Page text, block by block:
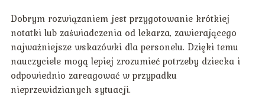
Dobrym rozwiązaniem jest przygotowanie krótkiej
notatki lub zaświadczenia od lekarza, zawierającego
najważniejsze wskazówki dla personelu. Dzięki temu
nauczyciele mogą lepiej zrozumieć potrzeby dziecka i
odpowiednio zareagować w przypadku
nieprzewidzianych sytuacji.